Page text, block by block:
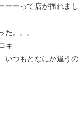
ーーって店が揺れまし
た。。。
キ
いつもとなにか違う